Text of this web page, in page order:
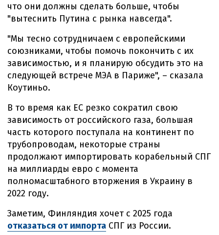
что они должны сделать больше, чтобы
"вытеснить Путина с рынка навсегда".
"Мы тесно сотрудничаем с европейскими
союзниками, чтобы помочь покончить с их
зависимостью, и я планирую обсудить это на
следующей встрече МЭА в Париже", – сказала
Коутиньо.
В то время как ЕС резко сократил свою
зависимость от российского газа, большая
часть которого поступала на континент по
трубопроводам, некоторые страны
продолжают импортировать корабельный СПГ
на миллиарды евро с момента
полномасштабного вторжения в Украину в
2022 году.
Заметим, Финляндия хочет с 2025 года
отказаться от импорта СПГ из России.